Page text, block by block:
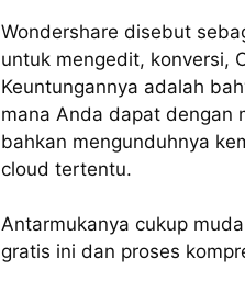
Wondershare disebut
untuk mengedit, konversi,
Keuntungannya adalah
mana Anda dapat dengan
bahkan mengunduhnya
cloud tertentu.
Antarmukanya cukup
gratis ini dan proses